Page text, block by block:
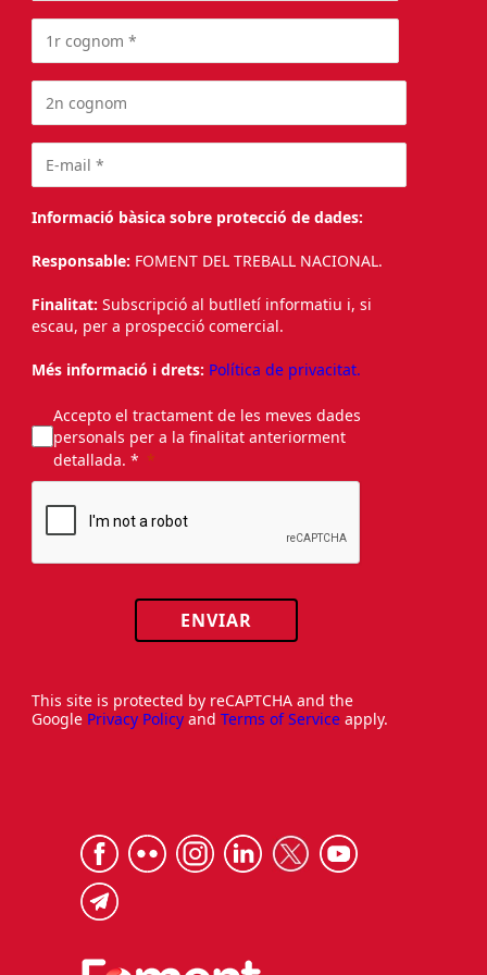
Informació bàsica sobre protecció de dades:
Responsable: FOMENT DEL TREBALL NACIONAL.
Finalitat: Subscripció al butlletí informatiu i, si
escau, per a prospecció comercial.
Més informació i drets: Política de privacitat.
Accepto el tractament de les meves dades
personals per a la finalitat anteriorment
detallada. *
ENVIAR
This site is protected by reCAPTCHA and the
Google Privacy Policy and Terms of Service apply.